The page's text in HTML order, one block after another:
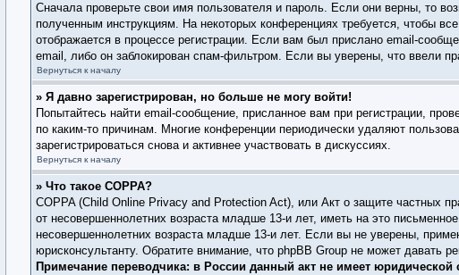
Сначала проверьте свои имя пользователя и пароль. Если они верны, то
полученным инструкциям. На некоторых конференциях требуется, чтобы
отображается в процессе регистрации. Если вам был прислано email-
email, либо он заблокирован спам-фильтром. Если вы уверены, что ввели
Вернуться к началу
» Я давно зарегистрирован, но больше не могу войти!
Попытайтесь найти email-сообщение, присланное вам при регистрации,
по каким-то причинам. Многие конференции периодически удаляют
зарегистрироваться снова и активнее участвовать в дискуссиях.
Вернуться к началу
» Что такое COPPA?
COPPA (Child Online Privacy and Protection Act), или Акт о защите частных
от несовершеннолетних возраста младше 13-и лет, иметь на это
несовершеннолетних возраста младше 13-и лет. Если вы не уверены,
юрисконсультанту. Обратите внимание, что phpBB Group не может давать
Примечание переводчика: в России данный акт не имеет юридической